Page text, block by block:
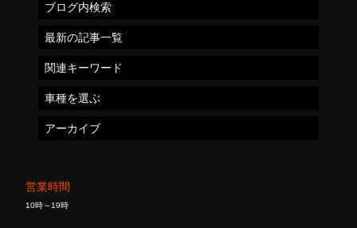
営業時間
10時～19時
ブログ内検索
最新の記事一覧
関連キーワード
車種を選ぶ
アーカイブ